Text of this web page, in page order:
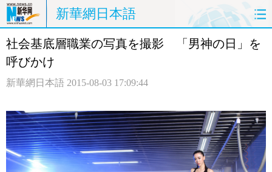
新華網日本語
ホームページ 政治 経済
中日対訳
社会基底層職業の写真を撮影 「男神の日」を
呼びかけ
新華網日本語 2015-08-03 17:09:44